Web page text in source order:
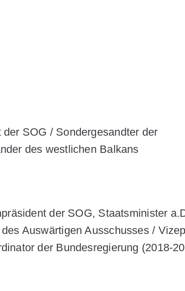
der SOG / Sondergesandter der
des westlichen Balkans
der SOG, Staatsminister
Auswärtigen Ausschusses /
der Bundesregierung (2018-